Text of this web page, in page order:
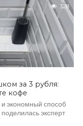
328
за 3 рубля:
кофе
и экономный способ
эксперт